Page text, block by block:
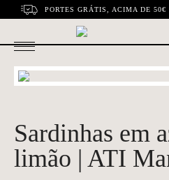
PORTES GRÁTIS, ACIMA DE
Sardinhas em
limão | ATI